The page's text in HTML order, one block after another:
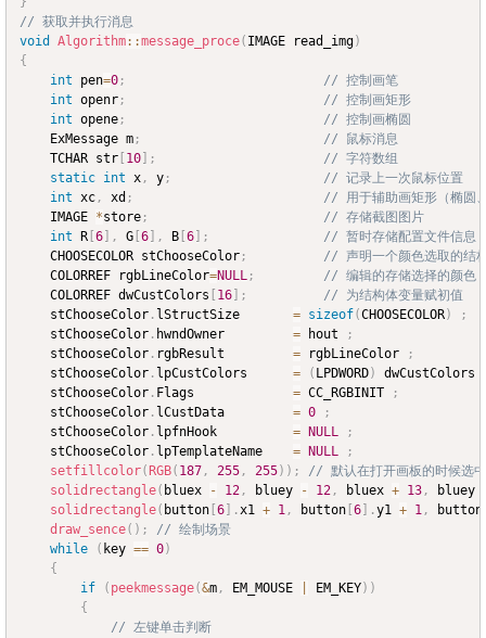
// 获取并执行消息
void
Algorithm::message_proce( IMAGE read_img)
{
int pen=0 ;
// 控制画笔
int openr ;
// 控制画矩形
int opene ;
// 控制画椭圆
	ExMessage m
;
// 鼠标消息
	TCHAR str
10 ;
// 字符数组
static int x , y ;
// 记录上一次鼠标位置
int xc , xd ;
// 用于辅助画矩形（椭圆
	IMAGE
*store ;
// 存储截图图片
int R 6 , G 6 , B 6 ;
// 暂时存储配置文件信息
	CHOOSECOLOR stChooseColor
;
// 声明一个颜色选取的结
	COLORREF rgbLineColor
=NULL ;
// 编辑的存储选择的颜色
	COLORREF dwCustColors
16 ;
// 为结构体变量赋初值
	stChooseColor
. = sizeof(CHOOSECOLOR)
;
	stChooseColor
. = hout
;
	stChooseColor
. = rgbLineColor
;
	stChooseColor
. = ( LPDWORD) dwCustColors
	stChooseColor
. = CC_RGBINIT
;
	stChooseColor
. = 0
;
	stChooseColor
. = NULL
;
	stChooseColor
. = NULL
;
setfillcolor( RGB( 187 , 255 , 255) ) ;
// 默认在打开画板的时候选
solidrectangle( bluex - 12 , bluey - 12 , bluex + 13 , bluey
solidrectangle( button 6 .x1 + 1 , button 6 .y1 + 1 , button
draw_sence( ) ;
// 绘制场景
while
( key == 0)
{
if
( peekmessage(&m , EM_MOUSE EM_KEY) )
{
// 左键单击判断